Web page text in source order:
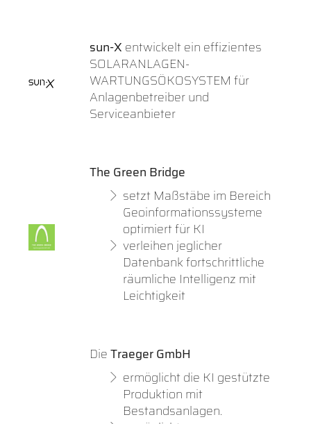
sun-X entwickelt ein effizientes
SOLARANLAGEN-
WARTUNGSÖKOSYSTEM für
Anlagenbetreiber und
Serviceanbieter
The Green Bridge
setzt Maßstäbe im Bereich
Geoinformationssysteme
optimiert für KI
verleihen jeglicher
Datenbank fortschrittliche
räumliche Intelligenz mit
Leichtigkeit
DieTraeger GmbH
ermöglicht die KI gestützte
Produktion mit
Bestandsanlagen.